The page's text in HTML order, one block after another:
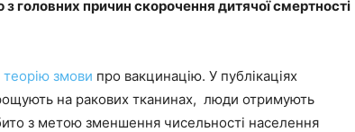
головних причин скорочення дитячої смертності
змови про вакцинацію. У публікаціях
на ракових тканинах, люди отримують
з метою зменшення чисельності населення